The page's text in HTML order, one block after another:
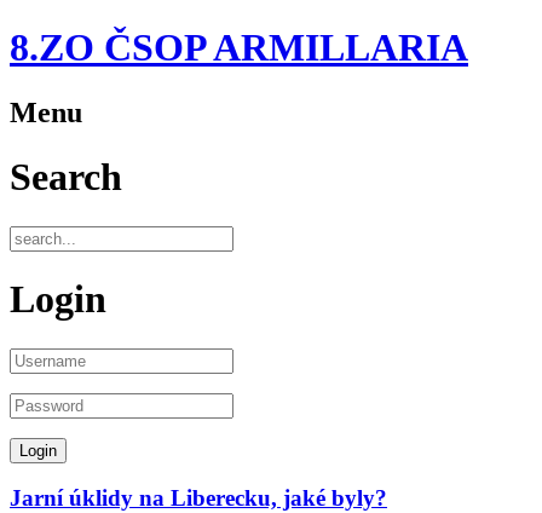
8.ZO ČSOP ARMILLARIA
Menu
Search
Login
Jarní úklidy na Liberecku, jaké byly?